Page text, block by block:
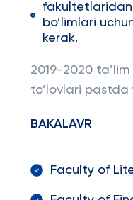
bo’limlari
kerak.
2019-2020
to’lovlari pastda
BAKALAVR
Faculty of